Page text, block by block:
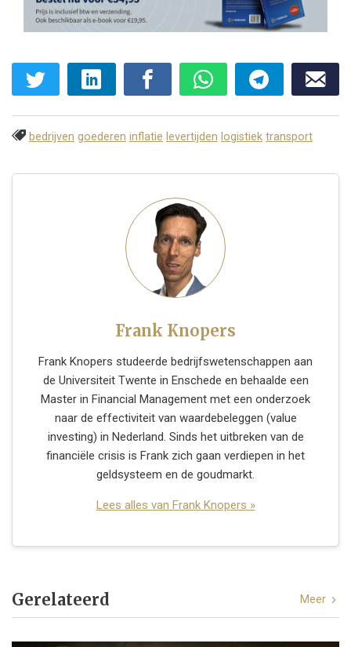
bedrijven goederen inflatie levertijden logistiek transport
Frank Knopers
Frank Knopers studeerde bedrijfswetenschappen aan
de Universiteit Twente in Enschede en behaalde een
Master in Financial Management met een onderzoek
naar de effectiviteit van waardebeleggen (value
investing) in Nederland. Sinds het uitbreken van de
financiële crisis is Frank zich gaan verdiepen in het
geldsysteem en de goudmarkt.
Lees alles van Frank Knopers »
Gerelateerd Meer